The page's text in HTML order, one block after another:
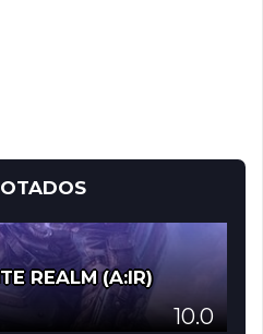
REALM (A:IR)
10.0